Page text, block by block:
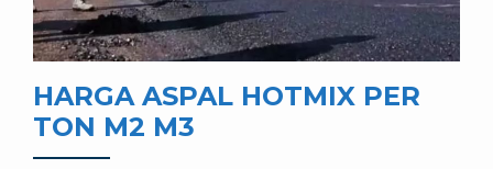
HARGA ASPAL HOTMIX PER
TON M2 M3